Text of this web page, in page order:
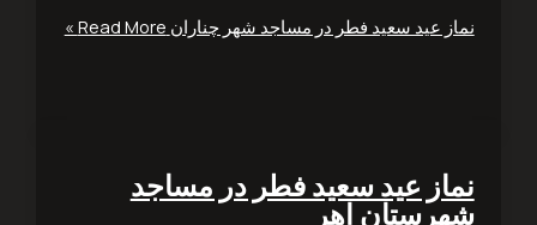
عید سعید فطر در مساجد شهر چنارانRead More »
عید سعید فطر در مساجد
اهر